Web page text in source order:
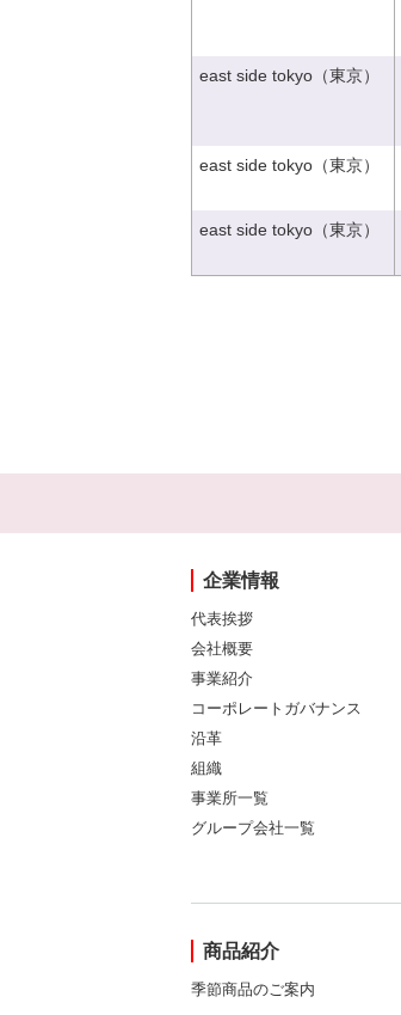
east side tokyo（東京）
east side tokyo（東京）
east side tokyo（東京）
企業情報
代表挨拶
会社概要
事業紹介
コーポレートガバナンス
沿革
組織
事業所一覧
グループ会社一覧
商品紹介
季節商品のご案内